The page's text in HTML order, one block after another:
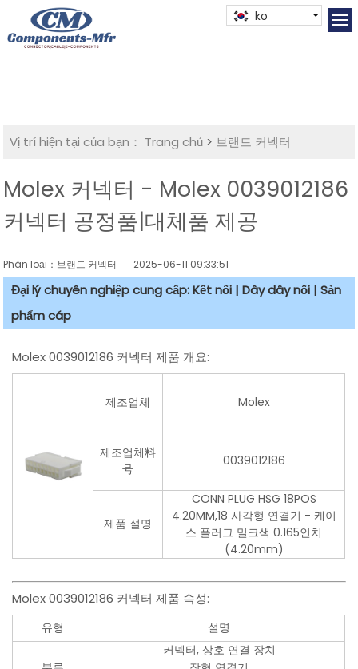
ko
Vị trí hiện tại của bạn： Trang chủ > 브랜드 커넥터
Molex 커넥터 - Molex 0039012186
커넥터 공정품|대체품 제공
Phân loại：브랜드 커넥터 2025-06-11 09:33:51
Đại lý chuyên nghiệp cung cấp: Kết nối | Dây dây nối | Sản
phẩm cáp
Molex 0039012186 커넥터 제품 개요:
제조업체 Molex
제조업체料
号
0039012186
제품 설명
CONN PLUG HSG 18POS
4.20MM,18 사각형 연결기 - 케이
스 플러그 밀크색 0.165인치
(4.20mm)
Molex 0039012186 커넥터 제품 속성:
유형 설명
커넥터, 상호 연결 장치